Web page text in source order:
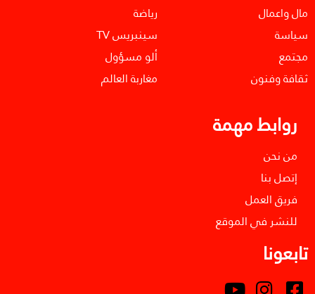
مال واعمال
سياسة
مجتمع
ثقافة وفنون
رياضة
سينبريس TV
ألو مسؤول
مغاربة العالم
روابط مهمة
من نحن
إتصل بنا
فريق العمل
للنشر في الموقع
تابعونا